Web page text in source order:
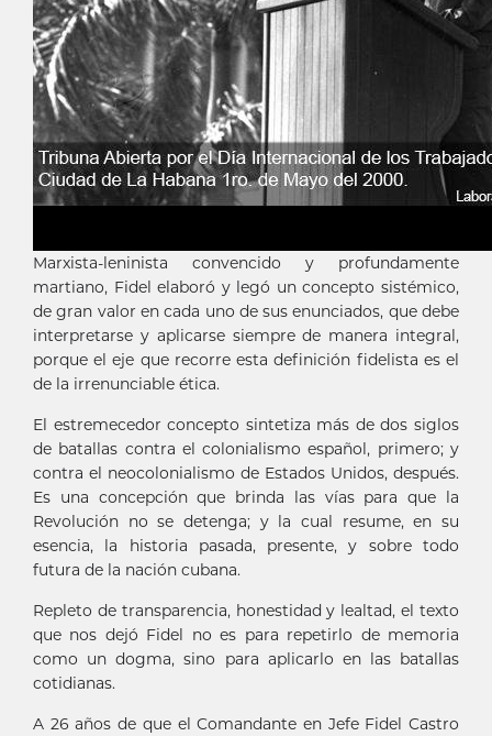
Marxista-leninista convencido y profundamente
martiano, Fidel elaboró y legó un concepto sistémico,
de gran valor en cada uno de sus enunciados, que debe
interpretarse y aplicarse siempre de manera integral,
porque el eje que recorre esta definición fidelista es el
de la irrenunciable ética.
El estremecedor concepto sintetiza más de dos siglos
de batallas contra el colonialismo español, primero; y
contra el neocolonialismo de Estados Unidos, después.
Es una concepción que brinda las vías para que la
Revolución no se detenga; y la cual resume, en su
esencia, la historia pasada, presente, y sobre todo
futura de la nación cubana.
Repleto de transparencia, honestidad y lealtad, el texto
que nos dejó Fidel no es para repetirlo de memoria
como un dogma, sino para aplicarlo en las batallas
cotidianas.
A 26 años de que el Comandante en Jefe Fidel Castro